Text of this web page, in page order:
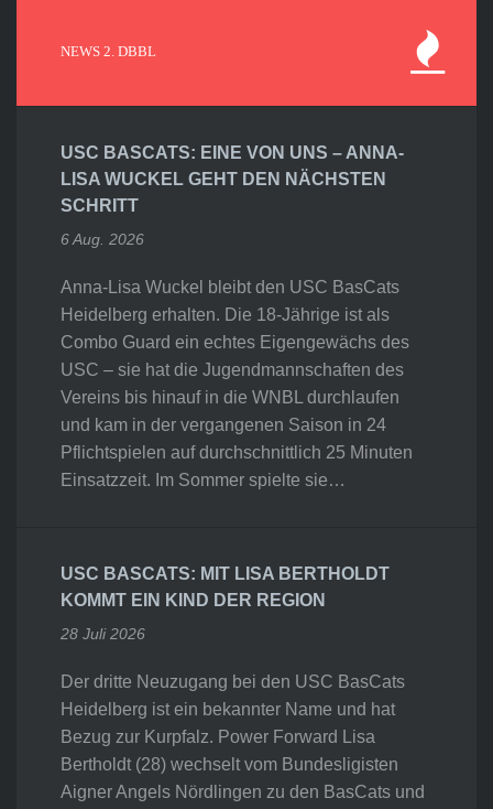
NEWS 2. DBBL
USC BASCATS: EINE VON UNS – ANNA-
LISA WUCKEL GEHT DEN NÄCHSTEN
SCHRITT
6 Aug. 2026
Anna-Lisa Wuckel bleibt den USC BasCats
Heidelberg erhalten. Die 18-Jährige ist als
Combo Guard ein echtes Eigengewächs des
USC – sie hat die Jugendmannschaften des
Vereins bis hinauf in die WNBL durchlaufen
und kam in der vergangenen Saison in 24
Pflichtspielen auf durchschnittlich 25 Minuten
Einsatzzeit. Im Sommer spielte sie…
USC BASCATS: MIT LISA BERTHOLDT
KOMMT EIN KIND DER REGION
28 Juli 2026
Der dritte Neuzugang bei den USC BasCats
Heidelberg ist ein bekannter Name und hat
Bezug zur Kurpfalz. Power Forward Lisa
Bertholdt (28) wechselt vom Bundesligisten
Aigner Angels Nördlingen zu den BasCats und